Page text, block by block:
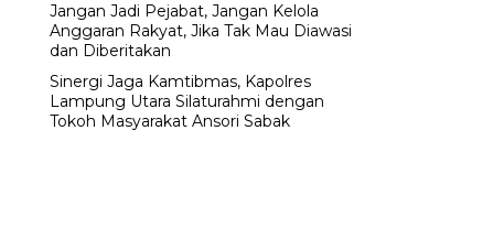
Jangan Jadi Pejabat, Jangan Kelola
Anggaran Rakyat, Jika Tak Mau Diawasi
dan Diberitakan
Sinergi Jaga Kamtibmas, Kapolres
Lampung Utara Silaturahmi dengan
Tokoh Masyarakat Ansori Sabak